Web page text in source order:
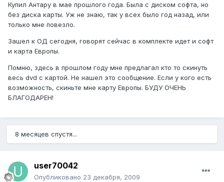
Купил Антару в мае прошлого года. Была с диском софта, но
без диска карты. Уж не знаю, так у всех было год назад, или
только мне повезло.
Зашел к ОД сегодня, говорят сейчас в комплекте идет и софт
и карта Европы.
Помню, здесь в прошлом году мне предлагал кто то скинуть
весь dvd с картой. Не нашел это сообщение. Если у кого есть
возможность, скиньте мне карту Европы. БУДУ ОЧЕНЬ
БЛАГОДАРЕН!
8 месяцев спустя...
user70042
Опубликовано 23 декабря, 2009